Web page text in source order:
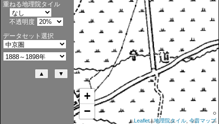
+
−
Leaflet|地理院タイル 今昔マップ
重ねる地理院タイル
不透明度
データセット選択